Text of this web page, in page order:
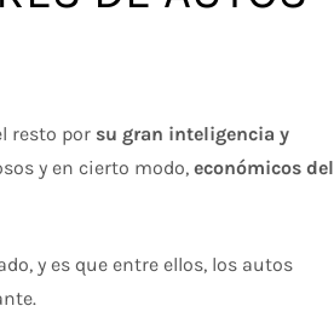
resto por su gran inteligencia y
y en cierto modo,económicos del
y es que entre ellos, los autos